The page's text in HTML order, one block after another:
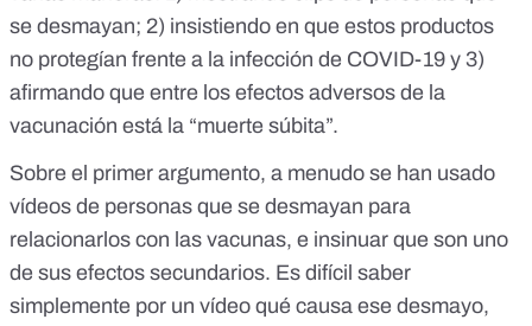
se desmayan; 2) insistiendo en que estos productos
no protegían frente a la infección de COVID-19 y 3)
afirmando que entre los efectos adversos de la
vacunación está la “muerte súbita”.
Sobre el primer argumento, a menudo se han usado
vídeos de personas que se desmayan para
relacionarlos con las vacunas, e insinuar que son uno
de sus efectos secundarios. Es difícil saber
simplemente por un vídeo qué causa ese desmayo,